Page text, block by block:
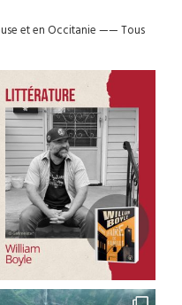
et en Occitanie——Tous